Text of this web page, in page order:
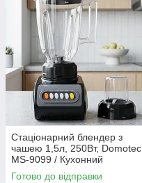
Стаціонарний блендер з
чашею 1,5л, 250Вт, Domotec
MS-9099 / Кухонний
подрібнювач з кавомолкою
Готово до відправки